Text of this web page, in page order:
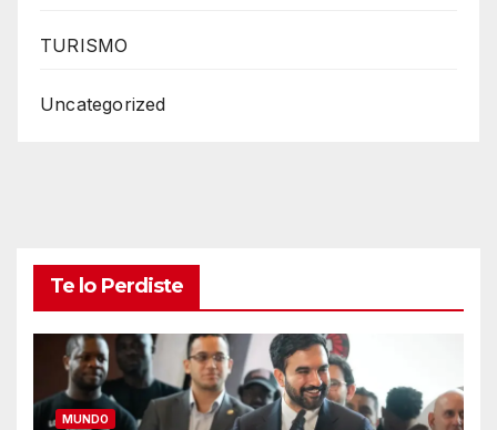
TURISMO
Uncategorized
Te lo Perdiste
MUNDO